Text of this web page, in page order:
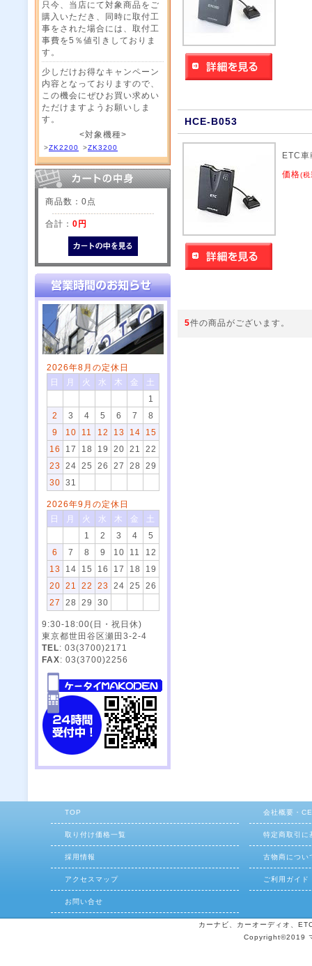
只今、当店にて対象商品をご
購入いただき、同時に取付工
事をされた場合には、取付工
事費を5％値引きしておりま
す。
少しだけお得なキャンペーン
内容となっておりますので、
この機会にぜひお買い求めい
ただけますようお願いしま
す。
<対象機種>
>ZK2200 >ZK3200
商品数：0点
合計： 0円
2026年8月の定休日
日
月 火 水 木 金
土
1
2
3 4 5 6 7
8
9
10 11 12 13 14
15
16
17 18 19 20 21
22
23
24 25 26 27 28
29
30
31
2026年9月の定休日
日
月 火 水 木 金
土
1
2 3 4
5
6
7 8 9 10 11
12
13
14 15 16 17 18
19
20
21 22 23 24 25
26
27
28 29 30
9:30-18:00(日・祝日休)
東京都世田谷区瀬田3-2-4
TEL: 03(3700)2171
FAX: 03(3700)2256
HCE-B053
ETC車
価格(税
5件の商品がございます。
TOP 会社概要・
取り付け価格一覧 特定商取引に
採用情報 古物商につい
アクセスマップ ご利用ガイド
お問い合せ
カーナビ、カーオーディオ、
Copyright©2019